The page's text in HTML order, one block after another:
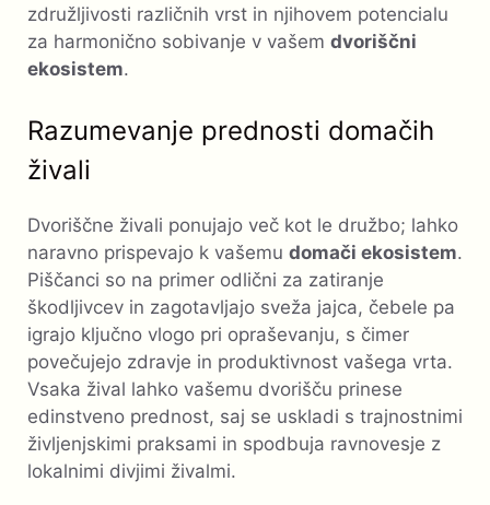
združljivosti različnih vrst in njihovem potencialu
za harmonično sobivanje v vašem dvoriščni
ekosistem.
Razumevanje prednosti domačih
živali
Dvoriščne živali ponujajo več kot le družbo; lahko
naravno prispevajo k vašemu domači ekosistem.
Piščanci so na primer odlični za zatiranje
škodljivcev in zagotavljajo sveža jajca, čebele pa
igrajo ključno vlogo pri opraševanju, s čimer
povečujejo zdravje in produktivnost vašega vrta.
Vsaka žival lahko vašemu dvorišču prinese
edinstveno prednost, saj se uskladi s trajnostnimi
življenjskimi praksami in spodbuja ravnovesje z
lokalnimi divjimi živalmi.